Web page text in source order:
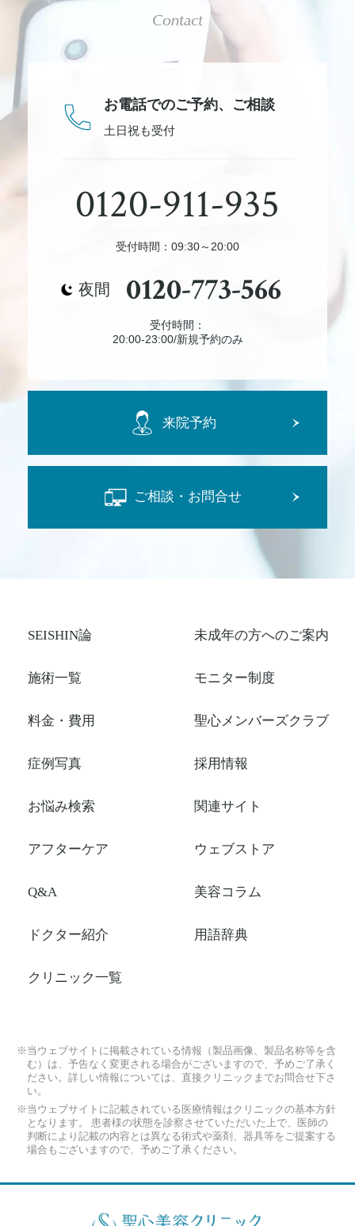
Contact
お電話でのご予約、 ご相談
土日祝も受付
0120-911-935
受付時間：09:30～20:00
夜間 0120-773-566
受付時間：
20:00-23:00/新規予約のみ
来院予約
ご相談・お問合せ
SEISHIN論
施術一覧
料金・費用
症例写真
お悩み検索
アフターケア
Q&A
ドクター紹介
クリニック一覧
未成年の方へのご案内
モニター制度
聖心メンバーズクラブ
採用情報
関連サイト
ウェブストア
美容コラム
用語辞典
※当ウェブサイトに掲載されている情報（製品画像、製品名称等を含
む）は、予告なく変更される場合がございますので、予めご了承く
ださい。詳しい情報については、直接クリニックまでお問合せ下さ
い。
※当ウェブサイトに記載されている医療情報はクリニックの基本方針
となります。 患者様の状態を診察させていただいた上で、医師の
判断により記載の内容とは異なる術式や薬剤、器具等をご提案する
場合もございますので、予めご了承ください。